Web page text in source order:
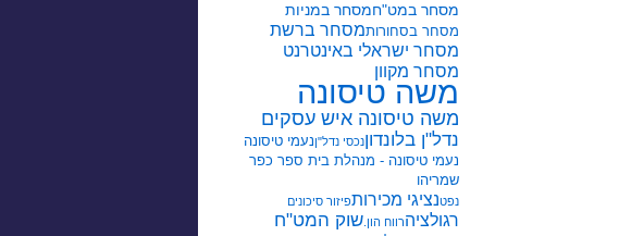
מסחר במט"חמסחר במניות
מסחר בסחורותמסחר ברשת
מסחר ישראלי באינטרנט
מסחר מקוון
משה טיסונה
משה טיסונה איש עסקים
נדל"ן בלונדוןנכסי נדל"ןנעמי טיסונה
נעמי טיסונה - מנהלת בית ספר כפר
שמריהו
נפטנציגי מכירותפיזור סיכונים
רגולציהרווח הון. שוק המט"ח